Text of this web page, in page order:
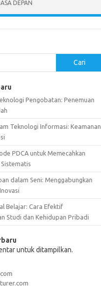
DEPAN
Cari
Pengobatan: Penemuan
Teknologi Informasi: Keamanan
PDCA untuk Memecahkan
Sistematis
dalam Seni: Menggabungkan
Belajar: Cara Efektif
Studi dan Kehidupan Pribadi
untuk ditampilkan.